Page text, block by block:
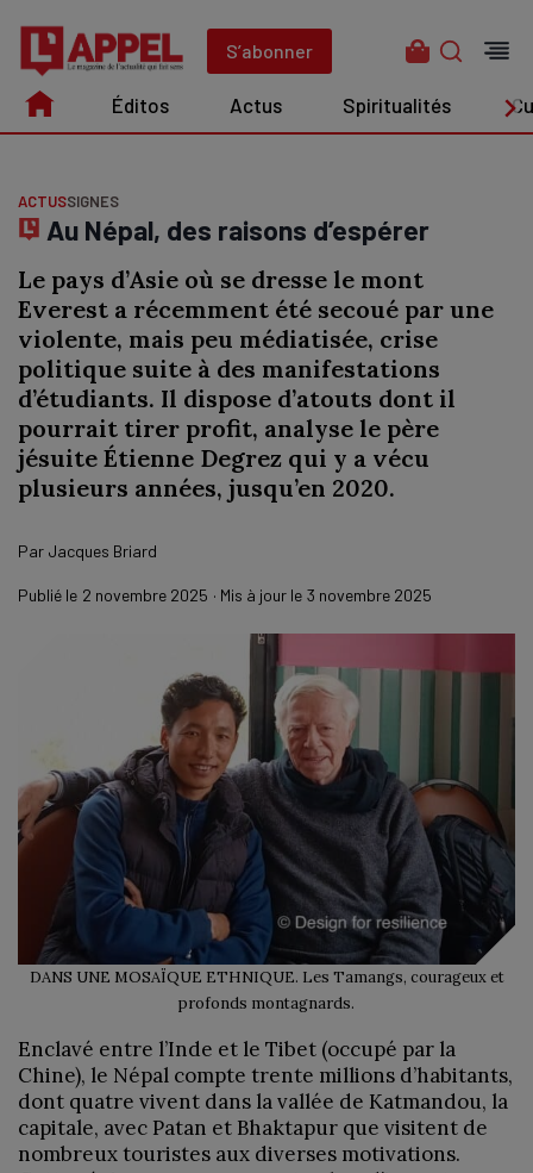
contenu
S’abonner
Édito Actus Spiritualités Culture
Éditos Actus Spiritualités
ACTUSSIGNES
Au Népal, des raisons d’espérer
Le pays d’Asie où se dresse le mont
Everest a récemment été secoué par une
violente, mais peu médiatisée, crise
politique suite à des manifestations
d’étudiants. Il dispose d’atouts dont il
pourrait tirer profit, analyse le père
jésuite Étienne Degrez qui y a vécu
plusieurs années, jusqu’en 2020.
Par Jacques Briard
Publié le 2 novembre 2025 · Mis à jour le 3 novembre 2025
DANS UNE MOSAÏQUE ETHNIQUE. Les Tamangs, courageux et
profonds montagnards.
Enclavé entre l’Inde et le Tibet (occupé par la
Chine), le Népal compte trente millions d’habitants,
dont quatre vivent dans la vallée de Katmandou, la
capitale, avec Patan et Bhaktapur que visitent de
nombreux touristes aux diverses motivations.